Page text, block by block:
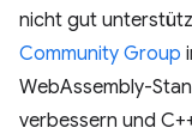
nicht gut
Community Group
WebAssembly-
verbessern und